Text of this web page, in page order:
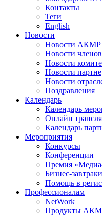
Контакты
Теги
English
Новости
Новости АКМР
Новости
Новости
Новости
Новости
Поздравления
Календарь
Календарь
Онлайн
Календарь
Мероприятия
Конкурсы
Конференции
Премия
Бизнес-завтраки
Помощь в
Профессионалам
NetWork
Продукты